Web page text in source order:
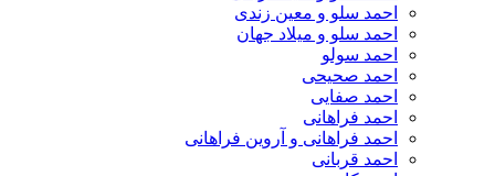
احمد سلو و معین زندی
احمد سلو و میلاد جهان
احمد سولو
احمد صحیحی
احمد صفایی
احمد فراهانی
احمد فراهانی و آروین فراهانی
احمد قربانی